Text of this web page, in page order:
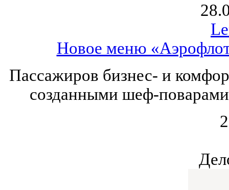
Новое меню
Пассажиров бизнес- и
созданными шеф-поварами